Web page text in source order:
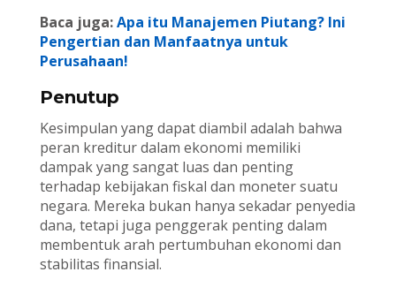
Baca juga:Apa itu Manajemen Piutang? Ini
Pengertian dan Manfaatnya untuk
Perusahaan!
Penutup
Kesimpulan yang dapat diambil adalah bahwa
peran kreditur dalam ekonomi memiliki
dampak yang sangat luas dan penting
terhadap kebijakan fiskal dan moneter suatu
negara. Mereka bukan hanya sekadar penyedia
dana, tetapi juga penggerak penting dalam
membentuk arah pertumbuhan ekonomi dan
stabilitas finansial.